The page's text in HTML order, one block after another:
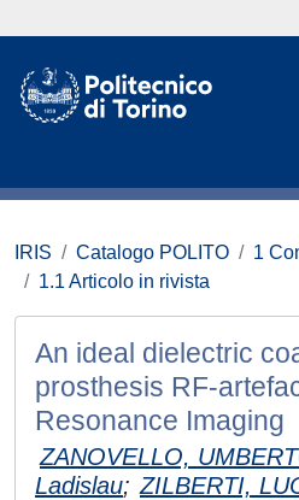
IRIS Catalogo POLITO
1
1.1 Articolo in rivista
An ideal dielectric
prosthesis RF-
Resonance Imaging
ZANOVELLO,
Ladislau; ZILBERTI,